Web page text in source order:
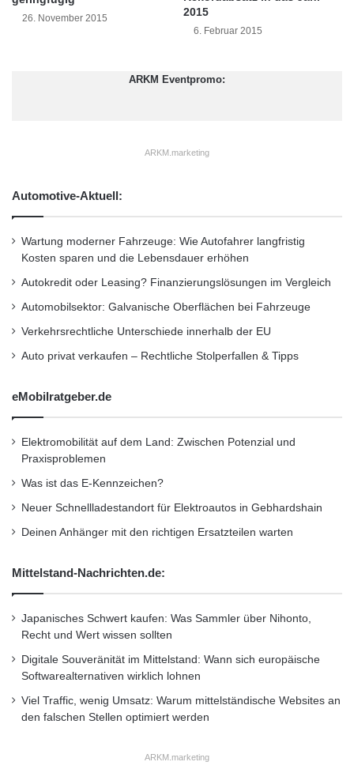
allerdings bis auf weiteres – auch in
Fahraufgabe abwenden. Ablenkende
der Fahrt nicht angeboten werden.
Verbraucher sollten künftig von
Automatisierungsfunktionen immer stärker
profitieren. Voraussetzung dafür ist ein
gesetzlicher Rahmen, außerdem muss die
Technik verlässlicher werden. Obwohl das
automatisierte Fahren in Zukunft mehr Komfort
und Sicherheitsvorteile verspricht, wird es noch
während der Fahrt anderen Aufgaben
zuwenden können.
Quelle: ADAC
Automatisierungsfunktionen
Firma Tesla Motors Internetzugang
a
26. November 2015
2015
6. Februar 2015
ARKM Eventpromo:
ARKM.marketing
Automotive-Aktuell:
Wartung moderner Fahrzeuge: Wie Autofahrer langfristig
Kosten sparen und die Lebensdauer erhöhen
Autokredit oder Leasing? Finanzierungslösungen im Vergleich
Automobilsektor: Galvanische Oberflächen bei Fahrzeuge
Verkehrsrechtliche Unterschiede innerhalb der EU
Auto privat verkaufen – Rechtliche Stolperfallen & Tipps
eMobilratgeber.de
Elektromobilität auf dem Land: Zwischen Potenzial und
Praxisproblemen
Was ist das E-Kennzeichen?
Neuer Schnellladestandort für Elektroautos in Gebhardshain
Deinen Anhänger mit den richtigen Ersatzteilen warten
Mittelstand-Nachrichten.de:
Japanisches Schwert kaufen: Was Sammler über Nihonto,
Recht und Wert wissen sollten
Digitale Souveränität im Mittelstand: Wann sich europäische
Softwarealternativen wirklich lohnen
Viel Traffic, wenig Umsatz: Warum mittelständische Websites an
den falschen Stellen optimiert werden
ARKM.marketing